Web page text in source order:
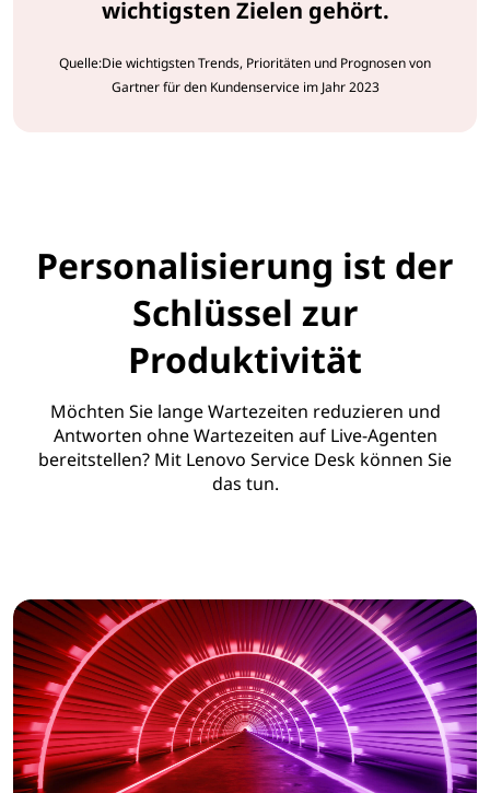
wichtigsten Zielen gehört.
Quelle:Die wichtigsten Trends, Prioritäten und Prognosen von
Gartner für den Kundenservice im Jahr 2023
Personalisierung ist der
Schlüssel zur
Produktivität
Möchten Sie lange Wartezeiten reduzieren und
Antworten ohne Wartezeiten auf Live-Agenten
bereitstellen? Mit Lenovo Service Desk können Sie
das tun.